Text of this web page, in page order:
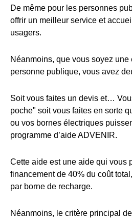
De même pour les personnes
offrir un meilleur service et
usagers.
Néanmoins, que vous soyez une
personne publique, vous avez
Soit vous faites un devis et…
poche" soit vous faites en sorte
ou vos bornes électriques
programme d’aide ADVENIR.
Cette aide est une aide qui vous
financement de 40% du coût
par borne de recharge.
Néanmoins, le critère principal